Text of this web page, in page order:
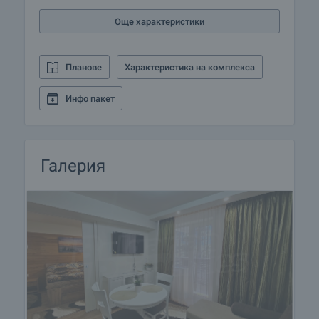
Още характеристики
Планове Характеристика на комплекса
Инфо пакет
Галерия